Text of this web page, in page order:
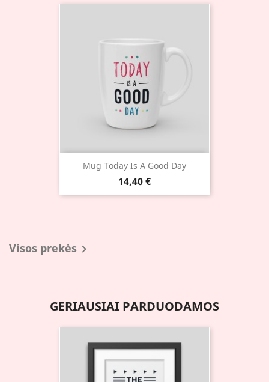
Mug Today Is A Good Day
14,40 €
Visos prekės 
GERIAUSIAI PARDUODAMOS